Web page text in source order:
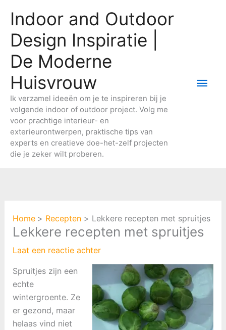
inhoud
Indoor and Outdoor
Design Inspiratie |
De Moderne
Huisvrouw
Ik verzamel ideeën om je te inspireren bij je
volgende indoor of outdoor project. Volg me
voor prachtige interieur- en
exterieurontwerpen, praktische tips van
experts en creatieve doe-het-zelf projecten
die je zeker wilt proberen.
Home Recepten Lekkere recepten met spruitjes
Lekkere recepten met spruitjes
Laat een reactie achter
Spruitjes zijn een
echte
wintergroente. Ze
er gezond, maar
helaas vind niet